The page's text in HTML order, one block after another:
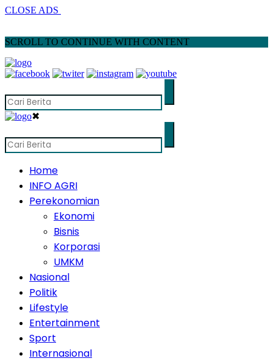
CLOSE ADS
SCROLL TO CONTINUE WITH CONTENT
✖
Home
INFO AGRI
Perekonomian
Ekonomi
Bisnis
Korporasi
UMKM
Nasional
Politik
Lifestyle
Entertainment
Sport
Internasional